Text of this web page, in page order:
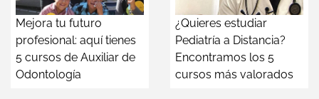
Mejora tu futuro
profesional: aquí tienes
5 cursos de Auxiliar de
Odontología
¿Quieres estudiar
Pediatría a Distancia?
Encontramos los 5
cursos más valorados